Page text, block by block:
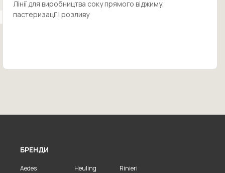
Лінії для виробництва соку прямого віджиму,
пастеризації і розливу
БРЕНДИ
Aedes
Heuling
Rinieri